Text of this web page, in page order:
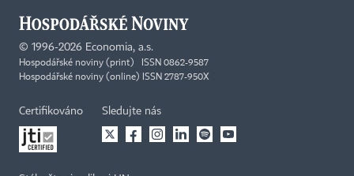
© 1996-2026 Economia, a.s.
Hospodářské noviny (print) ISSN 0862-9587
Hospodářské noviny (online) ISSN 2787-950X
Certifikováno Sledujte nás